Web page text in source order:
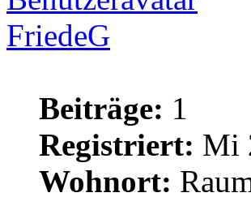
FriedeG
Beiträge: 1
Registriert: Mi
Wohnort: